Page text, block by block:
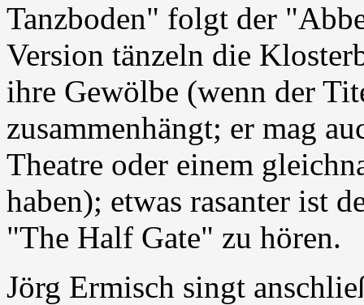
Tanzboden" folgt der
Version tänzeln die
ihre Gewölbe (wenn der
zusammenhängt; er mag
Theatre oder einem
haben); etwas rasanter ist
"The Half Gate" zu hören.
Jörg Ermisch singt